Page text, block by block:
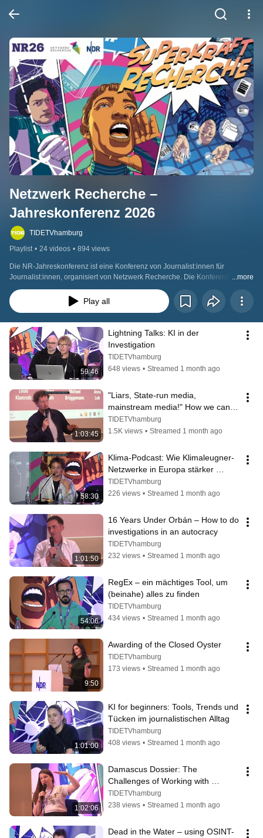
Netzwerk Recherche –
Jahreskonferenz 2026
TIDETVhamburg
Playlist • 24 videos • 894 views
Die NR-​​Jahreskonferenz ist eine Konferenz von Journalist:innen für
Journalist:innen, organisiert von Netzwerk Recherche. Die Konferenz steht
Mitglieder:innen und interessierten Kolleg:innen offen und findet am
Freitag/Samstag, 12./13. Juni 2026, wie gewohnt beim NDR Fernsehen in
Hamburg statt.
...more
Play all
59:46
Lightning Talks: KI in der
Investigation
TIDETVhamburg
648 views • Streamed 1 month ago
1:03:45
"Liars, State-run media,
mainstream media!" How we can
regain people's trust
TIDETVhamburg
1.5K views • Streamed 1 month ago
58:30
Klima-Podcast: Wie Klimaleugner-
Netzwerke in Europa stärker
werden
TIDETVhamburg
226 views • Streamed 1 month ago
1:01:50
16 Years Under Orbán – How to do
investigations in an autocracy
TIDETVhamburg
232 views • Streamed 1 month ago
54:06
RegEx – ein mächtiges Tool, um
(beinahe) alles zu finden
TIDETVhamburg
434 views • Streamed 1 month ago
9:50
Awarding of the Closed Oyster
TIDETVhamburg
173 views • Streamed 1 month ago
1:01:00
KI for beginners: Tools, Trends und
Tücken im journalistischen Alltag
TIDETVhamburg
408 views • Streamed 1 month ago
1:02:06
Damascus Dossier: The
Challenges of Working with
Traumatizing Content
TIDETVhamburg
238 views • Streamed 1 month ago
Dead in the Water – using OSINT-